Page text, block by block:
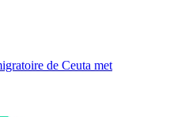
de Ceuta met